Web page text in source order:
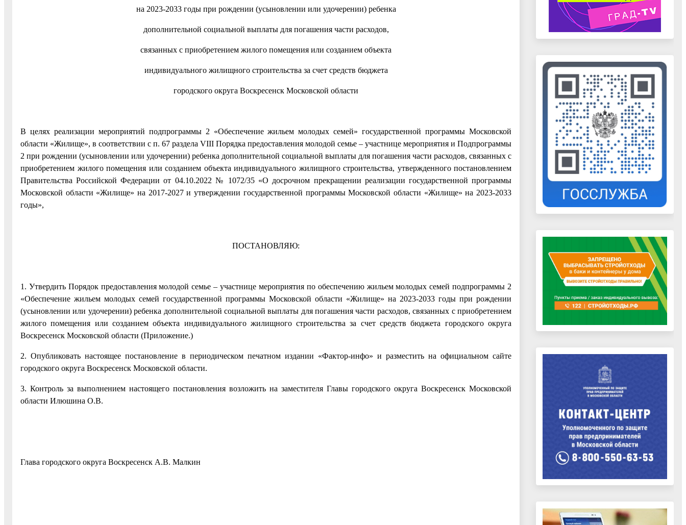
на 2023-2033 годы при рождении (усыновлении или удочерении) ребенка
дополнительной социальной выплаты для погашения части расходов,
связанных с приобретением жилого помещения или созданием объекта
индивидуального жилищного строительства за счет средств бюджета
городского округа Воскресенск Московской области
В целях реализации мероприятий подпрограммы 2 «Обеспечение жильем молодых семей» государственной программы Московской
области «Жилище», в соответствии с п. 67 раздела VIII Порядка предоставления молодой семье – участнице мероприятия и Подпрограммы
2 при рождении (усыновлении или удочерении) ребенка дополнительной социальной выплаты для погашения части расходов, связанных с
приобретением жилого помещения или созданием объекта индивидуального жилищного строительства, утвержденного постановлением
Правительства Российской Федерации от 04.10.2022 № 1072/35 «О досрочном прекращении реализации государственной программы
Московской области «Жилище» на 2017-2027 и утверждении государственной программы Московской области «Жилище» на 2023-2033
годы»,
ПОСТАНОВЛЯЮ:
1. Утвердить Порядок предоставления молодой семье – участнице мероприятия по обеспечению жильем молодых семей подпрограммы 2
«Обеспечение жильем молодых семей государственной программы Московской области «Жилище» на 2023-2033 годы при рождении
(усыновлении или удочерении) ребенка дополнительной социальной выплаты для погашения части расходов, связанных с приобретением
жилого помещения или созданием объекта индивидуального жилищного строительства за счет средств бюджета городского округа
Воскресенск Московской области (Приложение.)
2. Опубликовать настоящее постановление в периодическом печатном издании «Фактор-инфо» и разместить на официальном сайте
городского округа Воскресенск Московской области.
3. Контроль за выполнением настоящего постановления возложить на заместителя Главы городского округа Воскресенск Московской
области Илюшина О.В.
Глава городского округа Воскресенск А.В. Малкин